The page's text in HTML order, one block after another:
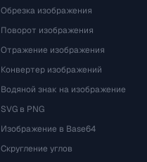
Обрезка изображения
Поворот изображения
Отражение изображения
Конвертер изображений
Водяной знак на изображение
SVG в PNG
Изображение в Base64
Скругление углов